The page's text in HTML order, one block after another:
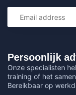
Persoonlijk
Onze specialisten
training of het
Bereikbaar op